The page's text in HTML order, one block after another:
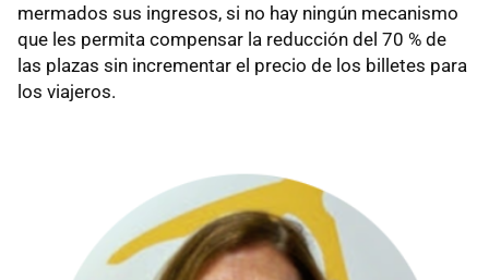
mermados sus ingresos, si no hay ningún mecanismo
que les permita compensar la reducción del 70 % de
las plazas sin incrementar el precio de los billetes para
los viajeros.